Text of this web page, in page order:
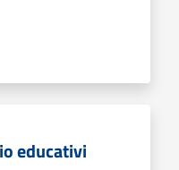
educativi